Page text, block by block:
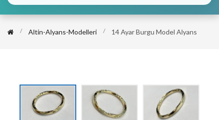
Altin-Alyans-Modelleri 14 Ayar Burgu Model Alyans